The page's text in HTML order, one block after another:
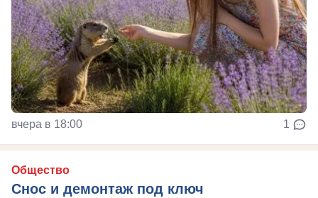
вчера в 18:00 1
Общество
Снос и демонтаж под ключ